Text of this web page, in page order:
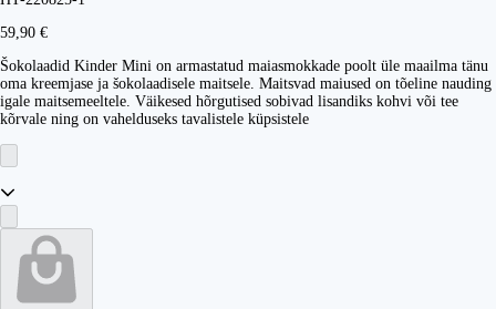
59,90 €
Šokolaadid Kinder Mini on armastatud maiasmokkade poolt üle maailma tänu
oma kreemjase ja šokolaadisele maitsele. Maitsvad maiused on tõeline nauding
igale maitsemeeltele. Väikesed hõrgutised sobivad lisandiks kohvi või tee
kõrvale ning on vahelduseks tavalistele küpsistele